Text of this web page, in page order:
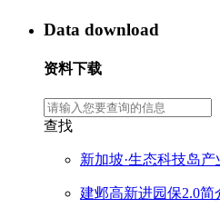
Data download
资料下载
查找
新加坡·生态科技岛
建邺高新进园保2.0简